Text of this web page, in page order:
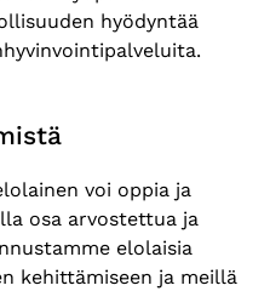
hyödyntää
voi oppia ja
osa arvostettua ja
elolaisia
kehittämiseen ja meillä